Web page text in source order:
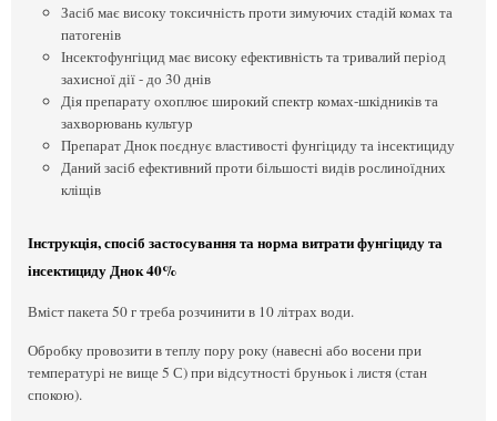
Засіб має високу токсичність проти зимуючих стадій комах та
патогенів
Інсектофунгіцид має високу ефективність та тривалий період
захисної дії - до 30 днів
Дія препарату охоплює широкий спектр комах-шкідників та
захворювань культур
Препарат Днок поєднує властивості фунгіциду та інсектициду
Даний засіб ефективний проти більшості видів рослиноїдних
кліщів
Інструкція, спосіб застосування та норма витрати фунгіциду та
інсектициду Днок 40%
Вміст пакета 50 г треба розчинити в 10 літрах води.
Обробку провозити в теплу пору року (навесні або восени при
температурі не вище 5 С) при відсутності бруньок і листя (стан
спокою).